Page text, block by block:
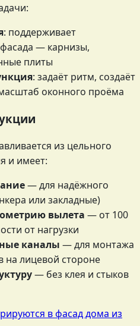
: поддерживает
— карнизы,
плиты
: задаёт ритм, создаёт
оконного проёма
из цельного
и имеет:
— для надёжного
или закладные)
вылета — от 100
от нагрузки
каналы — для монтажа
на лицевой стороне
— без клея и стыков
в фасад дома из